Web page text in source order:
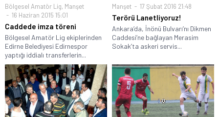
Bölgesel Amatör Lig, Manşet
16 Haziran 2015 15:01
Caddede imza töreni
Bölgesel Amatör Lig ekiplerinden
Edirne Belediyesi Edirnespor
yaptığı iddialı transferlerin...
Manşet 17 Şubat 2016 21:48
Terörü Lanetliyoruz!
Ankara’da, İnönü Bulvarı’nı Dikmen
Caddesi’ne bağlayan Merasim
Sokak’ta askeri servis...